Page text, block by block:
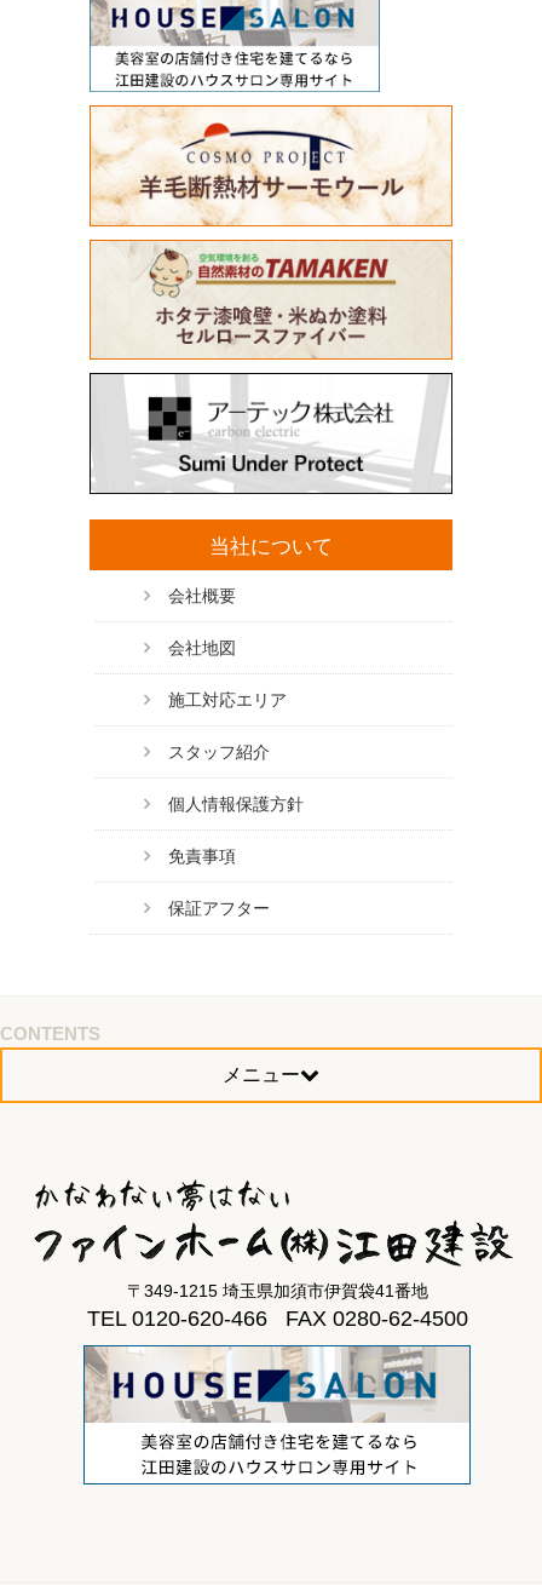
当社について
会社概要
会社地図
施工対応エリア
スタッフ紹介
個人情報保護方針
免責事項
保証アフター
CONTENTS
メニュー
〒349-1215 埼玉県加須市伊賀袋41番地
TEL 0120-620-466 FAX 0280-62-4500